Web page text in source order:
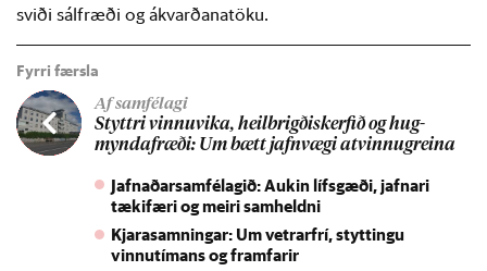
sviði sálfræði og ákvarðanatöku.
Fyrri færsla
Af samfélagi
Styttri vinnu­vika, heil­brigðis­kerf­ið og hug­
mynda­fræði: Um bætt jafn­vægi at­vinnu­greina
Jafnaðarsamfélagið: Aukin lífsgæði, jafnari
tækifæri og meiri samheldni
Kjarasamningar: Um vetrarfrí, styttingu
vinnutímans og framfarir